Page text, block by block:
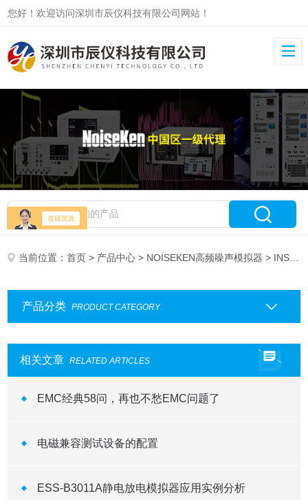
您好！欢迎访问深圳市辰仪科技有限公司网站！
当前位置：首页 > 产品中心 > NOISEKEN高频噪声模拟器 > INS-S220
产品分类 PRODUCT CATEGORY
相关文章 RELATED ARTICLES
EMC经典58问，再也不愁EMC问题了
电磁兼容测试设备的配置
ESS-B3011A静电放电模拟器应用实例分析